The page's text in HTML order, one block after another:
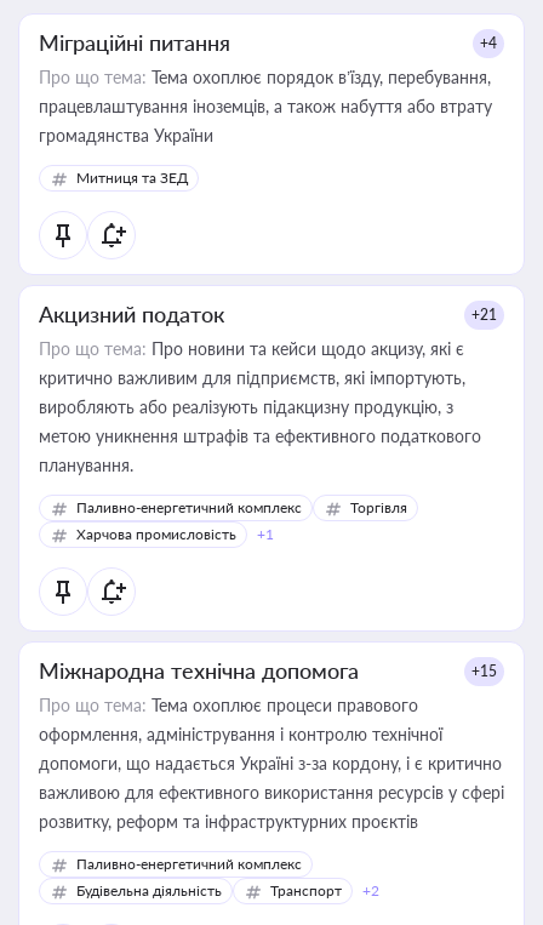
Міграційні питання +4
Про що тема: Тема охоплює порядок в’їзду, перебування,
працевлаштування іноземців, а також набуття або втрату
громадянства України
Митниця та ЗЕД
Акцизний податок +21
Про що тема: Про новини та кейси щодо акцизу, які є
критично важливим для підприємств, які імпортують,
виробляють або реалізують підакцизну продукцію, з
метою уникнення штрафів та ефективного податкового
планування.
Паливно-енергетичний комплекс
Торгівля
Харчова промисловість
+1
Міжнародна технічна допомога +15
Про що тема: Тема охоплює процеси правового
оформлення, адміністрування і контролю технічної
допомоги, що надається Україні з-за кордону, і є критично
важливою для ефективного використання ресурсів у сфері
розвитку, реформ та інфраструктурних проєктів
Паливно-енергетичний комплекс
Будівельна діяльність
Транспорт +2